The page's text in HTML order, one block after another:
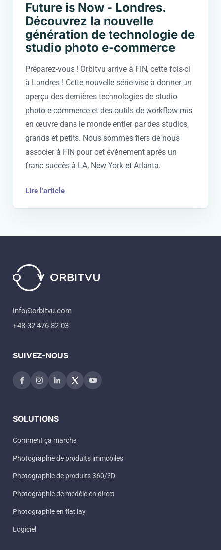
Future is Now - Londres.
Découvrez la nouvelle
génération de technologie de
studio photo e-commerce
Préparez-vous ! Orbitvu arrive à FIN, cette fois-ci
à Londres ! Cette nouvelle série vise à donner un
aperçu des dernières technologies de studio
photo e-commerce et des outils de workflow mis
en œuvre dans le monde entier par des studios,
grands et petits. Nous sommes fiers de nous
associer à FIN pour cet événement après un
franc succès à LA, New York et Atlanta.
Lire l’article
info@orbitvu.com
+48 32 476 82 03
SUIVEZ-NOUS
SOLUTIONS
Comment ça marche
Photographie de produits immobiles
Photographie de produits 360/3D
Photographie de modèle en direct
Photographie en flat lay
Logiciel